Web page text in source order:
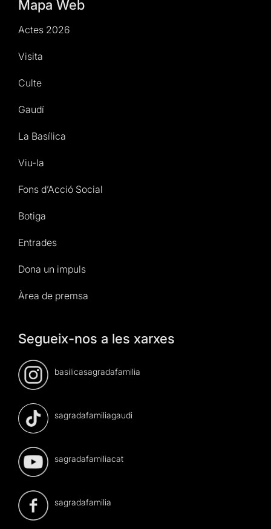
Mapa Web
Actes 2026
Visita
Culte
Gaudí
La Basílica
Viu-la
Fons d’Acció Social
Botiga
Entrades
Dona un impuls
Àrea de premsa
Segueix-nos a les xarxes
basilicasagradafamilia
sagradafamiliagaudi
sagradafamiliacat
sagradafamilia